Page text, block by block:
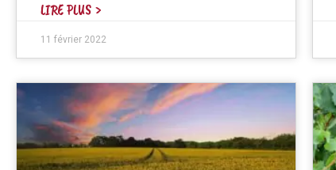
LIRE PLUS >
11 février 2022